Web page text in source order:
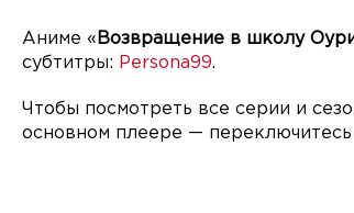
Аниме « Возвращение в школу
субтитры: Persona99.
Чтобы посмотреть все серии и
основном плеере — переключитесь